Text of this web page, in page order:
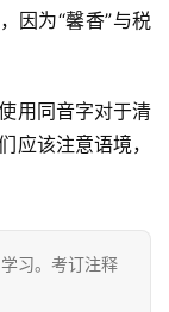
因为“馨香”与税
用同音字对于清
应该注意语境，
习。考订注释